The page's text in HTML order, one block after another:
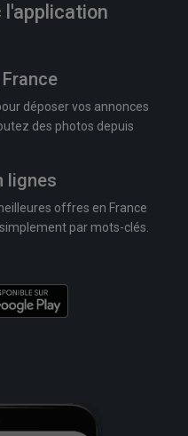
l'application
déposer vos annonces
des photos depuis
lignes
offres en France
par mots-clés.